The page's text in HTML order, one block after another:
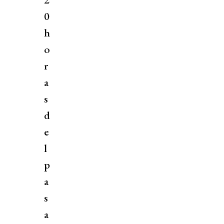
0
h
o
r
a
s
d
e
l
p
a
s
a